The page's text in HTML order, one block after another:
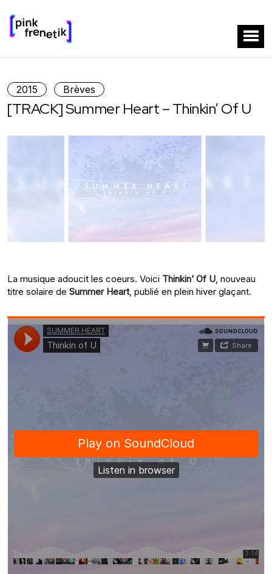
2015 Brèves
[TRACK] Summer Heart – Thinkin’ Of U
La musique adoucit les coeurs. Voici Thinkin’ Of U, nouveau
titre solaire de Summer Heart, publié en plein hiver glaçant.